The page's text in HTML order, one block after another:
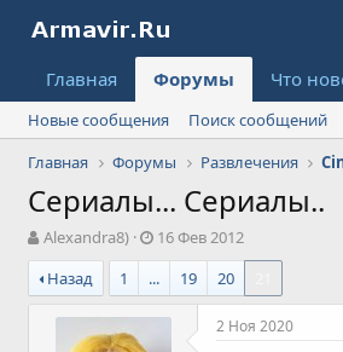
Главная Форумы Что
Новые сообщения
Поиск сообщений
Главная
Форумы Развлечения
Сериалы... Сериалы..
А
в
т
о
Alexandra8)
Д
а
т
а
н
16 Фев 2012
Назад
1 ... 19 20
2 Ноя 2020